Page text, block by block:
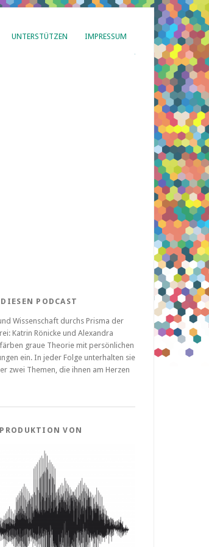
UNTERSTÜTZEN IMPRESSUM
DIESEN PODCAST
Wissenschaft durchs Prisma der
Katrin Rönicke und Alexandra
graue Theorie mit persönlichen
ein. In jeder Folge unterhalten sie
zwei Themen, die ihnen am Herzen
VON